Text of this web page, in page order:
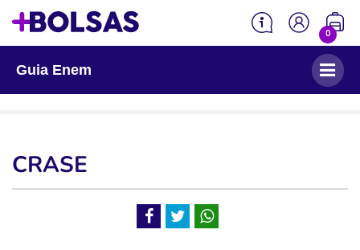
0
Guia Enem
Geografia
História
CRASE